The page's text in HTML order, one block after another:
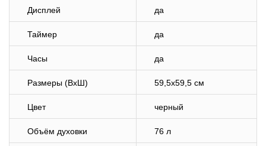
Дисплей да
Таймер да
Часы да
Размеры (ВхШ) 59,5х59,5 см
Цвет черный
Объём духовки 76 л